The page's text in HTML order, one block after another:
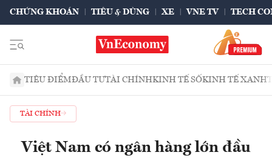
CHỨNG KHOÁN TIÊU & DÙNG XE VNE TV TECH
TIÊU ĐIỂMĐẦU TƯTÀI CHÍNHKINH TẾ SỐKINH TẾ XANH
TÀI CHÍNH
Việt Nam có ngân hàng lớn đầu